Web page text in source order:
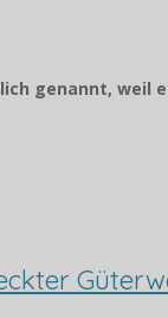
genannt, weil